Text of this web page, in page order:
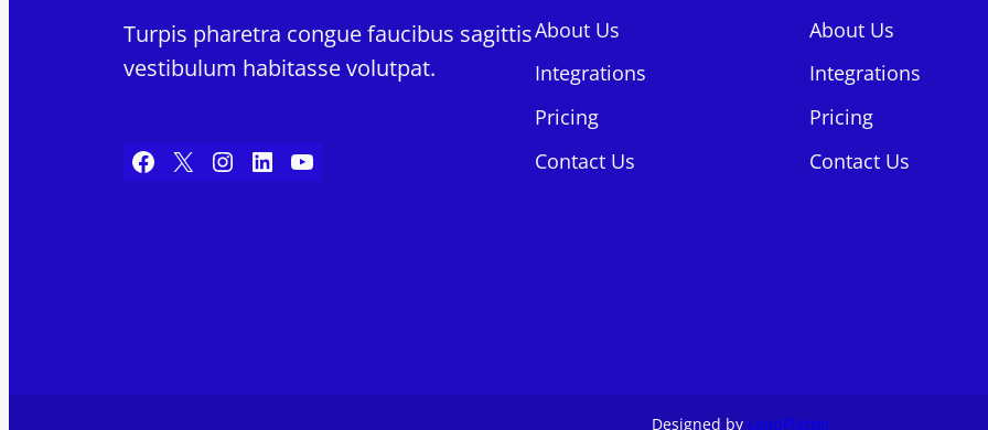
Turpis pharetra congue faucibus sagittis
vestibulum habitasse volutpat.
Facebook X Instagram LinkedIn YouTube
About Us
Integrations
Pricing
Contact Us
About Us
Integrations
Pricing
Contact Us
Designed by LeadPlatter